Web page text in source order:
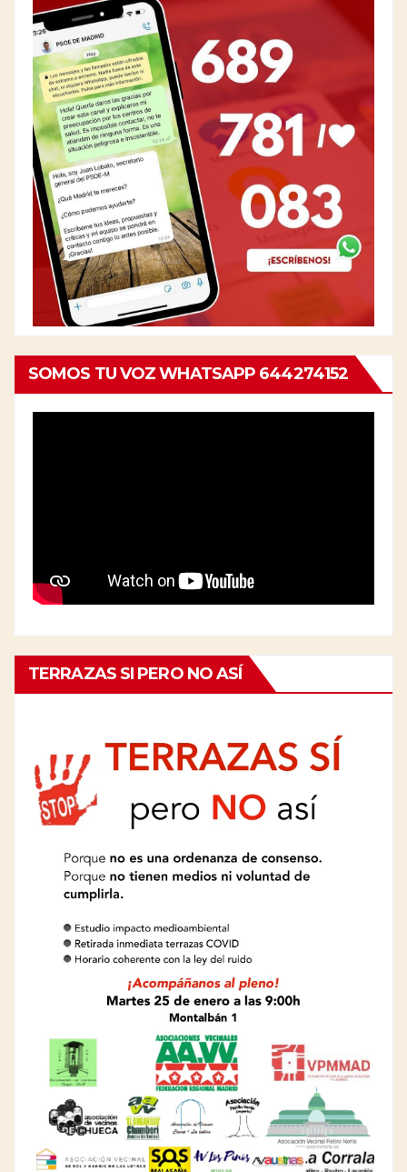
SOMOS TU VOZ WHATSAPP 644274152
TERRAZAS SI PERO NO ASÍ